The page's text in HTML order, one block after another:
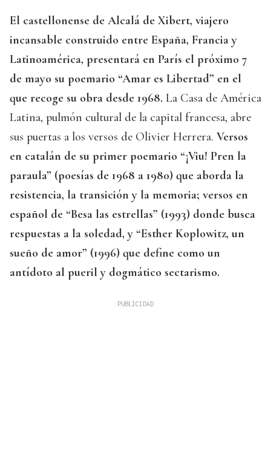
El castellonense de Alcalá de Xibert, viajero
incansable construido entre España, Francia y
Latinoamérica, presentará en París el próximo 7
de mayo su poemario “Amar es Libertad” en el
que recoge su obra desde 1968. La Casa de América
Latina, pulmón cultural de la capital francesa, abre
sus puertas a los versos de Olivier Herrera. Versos
en catalán de su primer poemario “¡Viu! Pren la
paraula” (poesías de 1968 a 1980) que aborda la
resistencia, la transición y la memoria; versos en
español de “Besa las estrellas” (1993) donde busca
respuestas a la soledad, y “Esther Koplowitz, un
sueño de amor” (1996) que define como un
antídoto al pueril y dogmático sectarismo.